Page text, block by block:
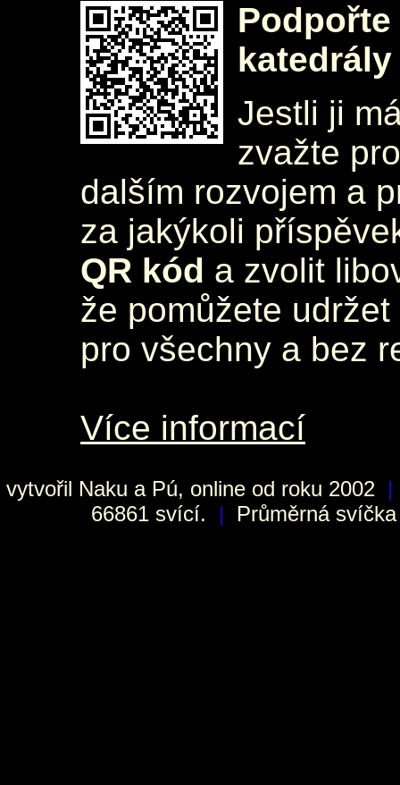
katedrály
Jestli ji
zvažte
dalším rozvojem a
za jakýkoli
QR kód a zvolit
že pomůžete
pro všechny a bez
Více informací
vytvořil Naku a Pú, online od roku 2002 |
66861 svící.
| Průměrná